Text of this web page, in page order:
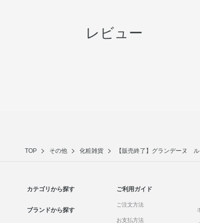
レビュー
TOP その他 化粧雑貨 【販売終了】グランデーヌ
カテゴリから探す
ブランドから探す
ご利用ガイド
ご注文方法
お支払方法